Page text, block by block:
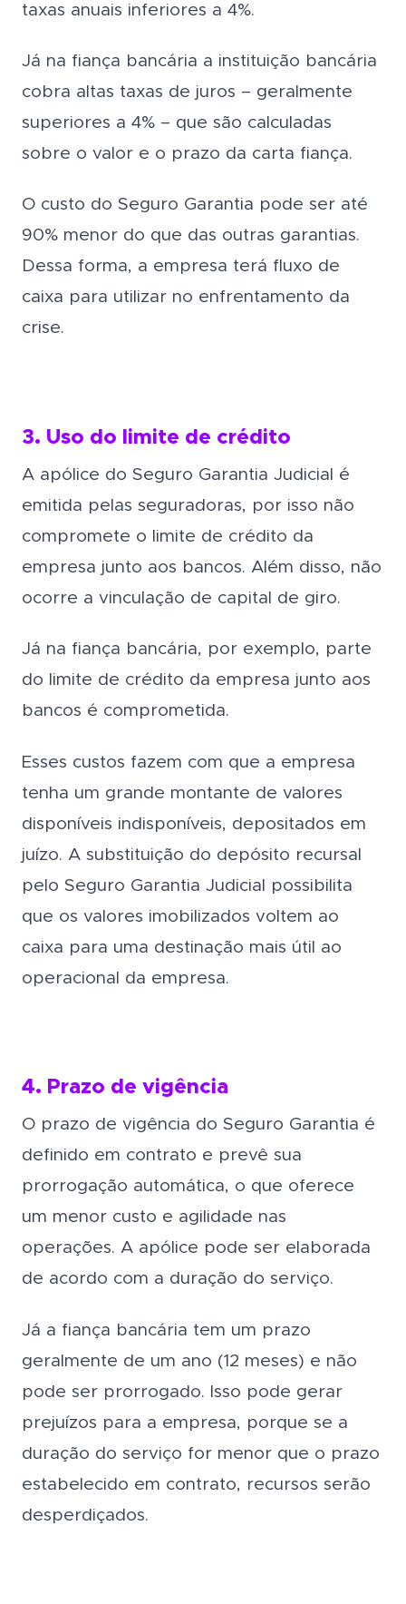
taxas anuais inferiores a 4%.
Já na fiança bancária a instituição bancária
cobra altas taxas de juros – geralmente
superiores a 4% – que são calculadas
sobre o valor e o prazo da carta fiança.
O custo do Seguro Garantia pode ser até
90% menor do que das outras garantias.
Dessa forma, a empresa terá fluxo de
caixa para utilizar no enfrentamento da
crise.
3. Uso do limite de crédito
A apólice do Seguro Garantia Judicial é
emitida pelas seguradoras, por isso não
compromete o limite de crédito da
empresa junto aos bancos. Além disso, não
ocorre a vinculação de capital de giro.
Já na fiança bancária, por exemplo, parte
do limite de crédito da empresa junto aos
bancos é comprometida.
Esses custos fazem com que a empresa
tenha um grande montante de valores
disponíveis indisponíveis, depositados em
juízo. A substituição do depósito recursal
pelo Seguro Garantia Judicial possibilita
que os valores imobilizados voltem ao
caixa para uma destinação mais útil ao
operacional da empresa.
4. Prazo de vigência
O prazo de vigência do Seguro Garantia é
definido em contrato e prevê sua
prorrogação automática, o que oferece
um menor custo e agilidade nas
operações. A apólice pode ser elaborada
de acordo com a duração do serviço.
Já a fiança bancária tem um prazo
geralmente de um ano (12 meses) e não
pode ser prorrogado. Isso pode gerar
prejuízos para a empresa, porque se a
duração do serviço for menor que o prazo
estabelecido em contrato, recursos serão
desperdiçados.